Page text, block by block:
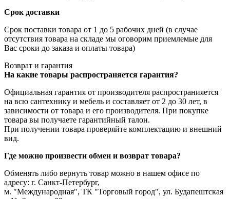
Срок доставки
Срок поставки товара от 1 до 5 рабочих дней (в случае
отсутствия товара на складе мы оговорим приемлемые для
Вас сроки до заказа и оплаты товара)
Возврат и гарантия
На какие товары распространяется гарантия?
Официальная гарантия от производителя распространияется
на всю сантехнику и мебель и составляет от 2 до 30 лет, в
зависимости от товара и его производителя. При покупке
товара вы получаете гарантийный талон.
При получении товара проверяйте комплектацию и внешний
вид.
Где можно произвести обмен и возврат товара?
Обменять либо вернуть товар можно в нашем офисе по
адресу: г. Санкт-Петербург,
м. "Международная", ТК "Торговый город", ул. Будапештская